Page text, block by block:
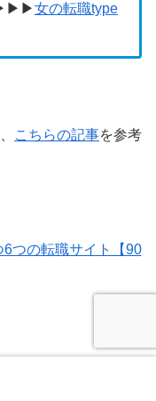
女の転職type
こちらの記事を参考
つの転職サイト【90
ト【特長別に